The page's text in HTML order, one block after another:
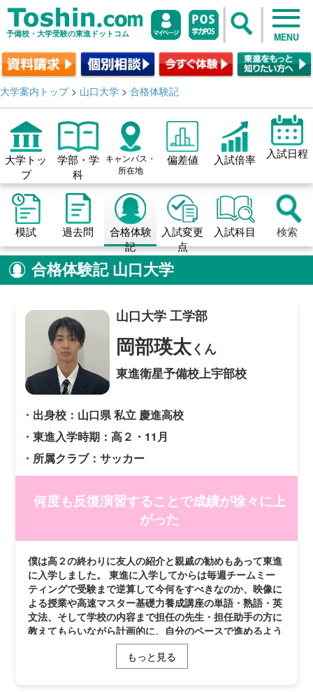
予備校・大学受験の東進ドットコム MENU
大学案内トップ> 山口大学 > 合格体験記
大学トッ
プ
学部・学
科
キャンパス・
所在地
偏差値 入試倍率 入試日程
模試 過去問
合格体験
記
入試変更
点
入試科目 検索
合格体験記 山口大学
山口大学工学部
岡部瑛太くん
東進衛星予備校上宇部校
・ 出身校：山口県 私立 慶進高校
・東進入学時期：高２・11月
・ 所属クラブ：サッカー
何度も反復演習することで成績が徐々に上
がった
僕は高２の終わりに友人の紹介と親戚の勧めもあって東進
に入学しました。 東進に入学してからは毎週チームミー
ティングで受験まで逆算して今何をすべきなのか、映像に
よる授業や高速マスター基礎力養成講座の単語・熟語・英
文法、そして学校の内容まで担任の先生・担任助手の方に
教えてもらいながら計画的に、自分のペースで進めるよう
になりました。 東進では様々なコンテンツがあります
が、特に高速マスター基礎力養成講座と志望校別単元ジャ
ンル演習講座が僕には役に立ちました。高速マスター基礎
もっと見る